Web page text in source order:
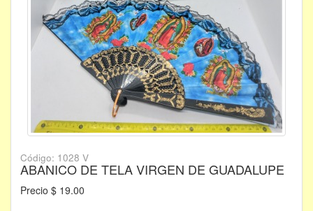
Código: 1028 V
ABANICO DE TELA VIRGEN DE GUADALUPE
Precio $ 19.00